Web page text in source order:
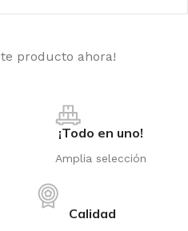
producto ahora!
¡Todo en uno!
Amplia selección
Calidad